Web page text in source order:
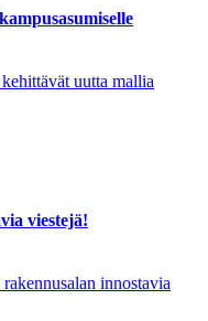
uutta mallia
viestejä!
innostavia